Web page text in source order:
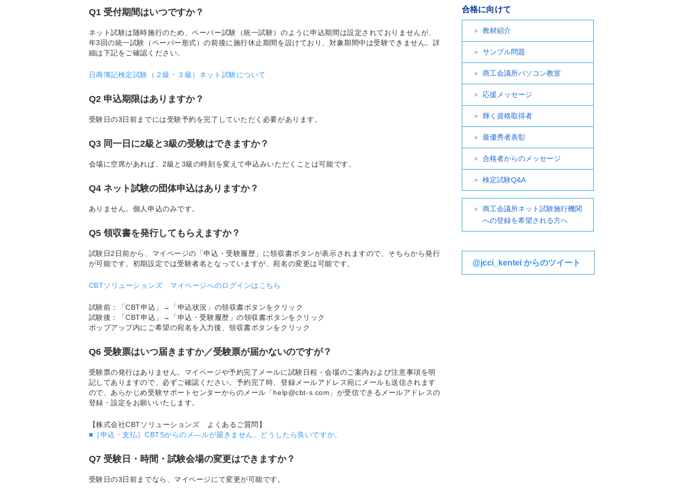
Q1 受付期間はいつですか？
ネット試験は随時施行のため、ペーパー試験（統一試験）のように申込期間は設定されておりませんが、
年3回の統一試験（ペーパー形式）の前後に施行休止期間を設けており、対象期間中は受験できません。詳
細は下記をご確認ください。
日商簿記検定試験（２級・３級）ネット試験について
Q2 申込期限はありますか？
受験日の3日前までには受験予約を完了していただく必要があります。
Q3 同一日に2級と3級の受験はできますか？
会場に空席があれば、2級と3級の時刻を変えて申込みいただくことは可能です。
Q4 ネット試験の団体申込はありますか？
ありません。個人申込のみです。
Q5 領収書を発行してもらえますか？
試験日2日前から、マイページの「申込・受験履歴」に領収書ボタンが表示されますので、そちらから発行
が可能です。初期設定では受験者名となっていますが、宛名の変更は可能です。
CBTソリューションズ マイページへのログインはこちら
試験前：「CBT申込」→「申込状況」の領収書ボタンをクリック
試験後：「CBT申込」→「申込・受験履歴」の領収書ボタンをクリック
ポップアップ内にご希望の宛名を入力後、領収書ボタンをクリック
Q6 受験票はいつ届きますか／受験票が届かないのですが？
受験票の発行はありません。マイページや予約完了メールに試験日程・会場のご案内および注意事項を明
記してありますので、必ずご確認ください。予約完了時、登録メールアドレス宛にメールも送信されます
ので、あらかじめ受験サポートセンターからのメール「help@cbt-s.com」が受信できるメールアドレスの
登録・設定をお願いいたします。
【株式会社CBTソリューションズ よくあるご質問】
■［申込・支払］CBTSからのメ―ルが届きません。どうしたら良いですか。
Q7 受験日・時間・試験会場の変更はできますか？
受験日の3日前までなら、マイページにて変更が可能です。
合格に向けて
教材紹介
サンプル問題
商工会議所パソコン教室
応援メッセージ
輝く資格取得者
最優秀者表彰
合格者からのメッセージ
検定試験Q&A
商工会議所ネット試験施行機関
への登録を希望される方へ
@jcci_kentei からのツイート